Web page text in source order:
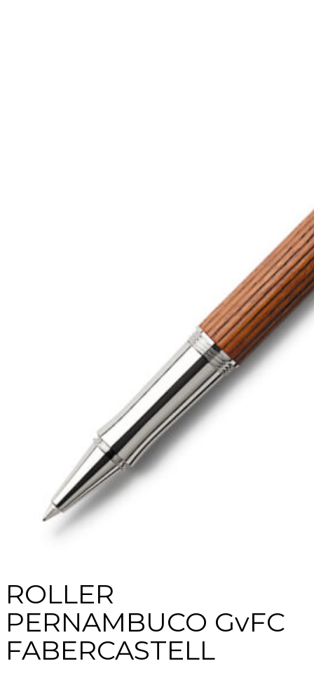
ROLLER
PERNAMBUCO GvFC
FABERCASTELL